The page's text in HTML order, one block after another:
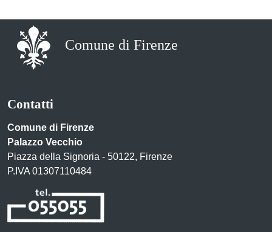
Comune di Firenze
Contatti
Comune di Firenze
Palazzo Vecchio
Piazza della Signoria - 50122, Firenze
P.IVA 01307110484